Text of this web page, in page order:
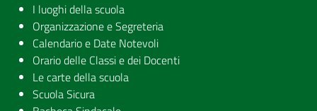
I luoghi della scuola
Organizzazione e Segreteria
Calendario e Date Notevoli
Orario delle Classi e dei Docenti
Le carte della scuola
Scuola Sicura